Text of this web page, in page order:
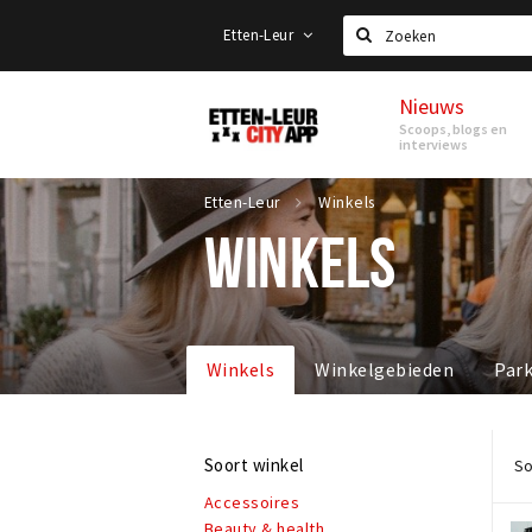
Etten-Leur
Zoeken
Etten-
Leur
Nieuws
Scoops, blogs en
interviews
Etten-Leur Winkels
WINKELS
Winkels Winkelgebieden
Soort winkel
Accessoires